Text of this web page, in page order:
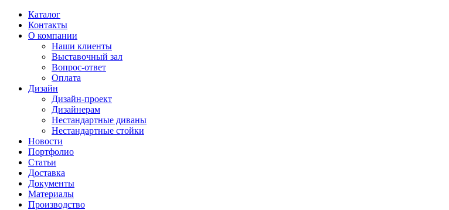
Каталог
Контакты
О компании
Наши клиенты
Выставочный зал
Вопрос-ответ
Оплата
Дизайн
Дизайн-проект
Дизайнерам
Нестандартные диваны
Нестандартные стойки
Новости
Портфолио
Статьи
Доставка
Документы
Материалы
Производство